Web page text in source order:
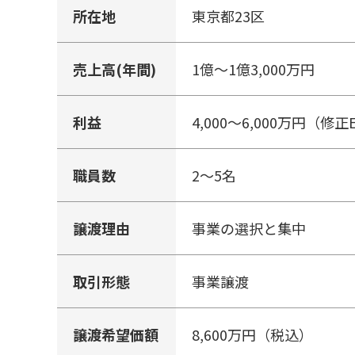
所在地 東京都23区
売上高(年間) 1億～1億3,000万円
利益 4,000～6,000万円（修正
職員数 2～5名
譲渡理由 事業の選択と集中
取引形態 事業譲渡
譲渡希望価額 8,600万円（税込）